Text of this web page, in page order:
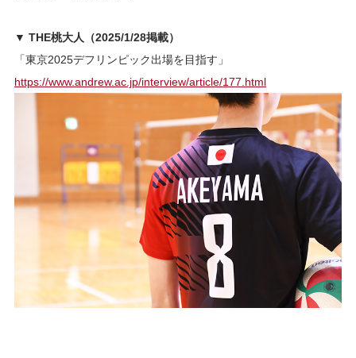
▼ THE桃大人（2025/1/28掲載）
「東京2025デフリンピック出場を目指す 」
https://www.andrew.ac.jp/interview/article/177.html